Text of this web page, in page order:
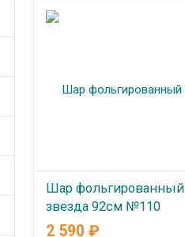
Шар фольгированный
звезда 92см №110
2 590 ₽